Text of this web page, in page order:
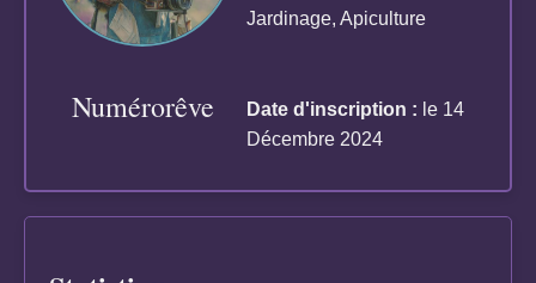
Numérorêve
Jardinage, Apiculture
Date d'inscription : le 14
Décembre 2024